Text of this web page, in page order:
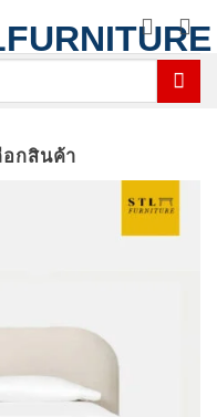
อกสินค้า